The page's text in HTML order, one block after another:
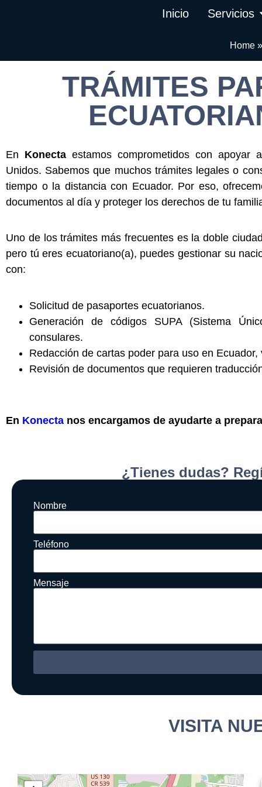
Inicio Servicios
Home
TRÁMITES
En Konectaestamos comprometidos con apoyar
Unidos. Sabemos que muchos trámites legales o
tiempo o la distancia con Ecuador. Por eso,
documentos al día y proteger los derechos de tu
Uno de los trámites más frecuentes es la doble
pero tú eres ecuatoriano(a), puedes gestionar su
con:
Solicitud de pasaportes ecuatorianos.
Generación de códigos SUPA (Sistema
consulares.
Redacción de cartas poder para uso en
Revisión de documentos que requieren
En Konecta nos encargamos de ayudarte a
¿Tienes dudas?
Nombre
Teléfono
Mensaje
VISITA